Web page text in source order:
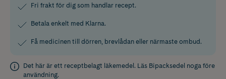
Fri frakt för dig som handlar recept.
Betala enkelt med Klarna.
Få medicinen till dörren, brevlådan eller närmaste ombud.
Det här är ett receptbelagt läkemedel. Läs Bipacksedel noga före
användning.